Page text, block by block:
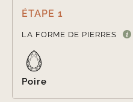
ÉTAPE 1
LA FORME DE PIERRES
Poire